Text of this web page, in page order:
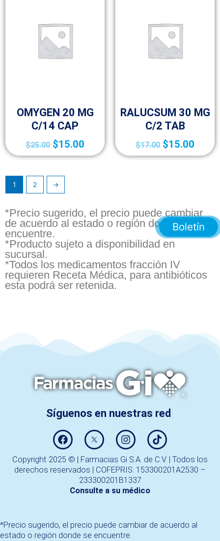
OMYGEN 20 MG
C/14 CAP
$25.00 $15.00
RALUCSUM 30 MG
C/2 TAB
$17.00 $15.00
1 2 →
*Precio sugerido, el precio puede cambiar
de acuerdo al estado o región donde se
encuentre.
*Producto sujeto a disponibilidad en
sucursal.
*Todos los medicamentos fracción IV
requieren Receta Médica, para antibióticos
esta podrá ser retenida.
Boletín
Copyright 2025 © | Farmacias Gi S.A. de C.V. | Todos los
derechos reservados | COFEPRIS: 153300201A2530 –
233300201B1337
Consulte a su médico
*Precio sugerido, el precio puede cambiar de acuerdo al
estado o región donde se encuentre.